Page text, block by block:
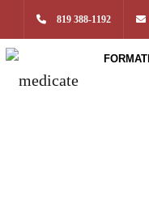
819 388-1192